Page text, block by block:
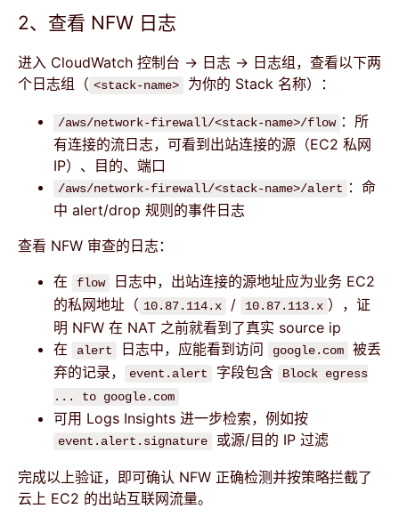
2、查看 NFW 日志
进入 CloudWatch 控制台 → 日志 → 日志组，查看以下两
个日志组（ <stack-name> 为你的 Stack 名称）：
/aws/network-firewall/<stack-name>/flow ：所
有连接的流日志，可看到出站连接的源（EC2 私网
IP）、目的、端口
/aws/network-firewall/<stack-name>/alert ：命
中 alert/drop 规则的事件日志
查看 NFW 审查的日志：
在
flow
日志中，出站连接的源地址应为业务 EC2
的私网地址（ 10.87.114.x / 10.87.113.x ），证
明 NFW 在 NAT 之前就看到了真实 source ip
在
alert 日志中，应能看到访问 google.com
被丢
弃的记录，
event.alert 字段包含
Block egress
... to google.com
可用 Logs Insights 进一步检索，例如按
event.alert.signature 或源/目的 IP 过滤
完成以上验证，即可确认 NFW 正确检测并按策略拦截了
云上 EC2 的出站互联网流量。